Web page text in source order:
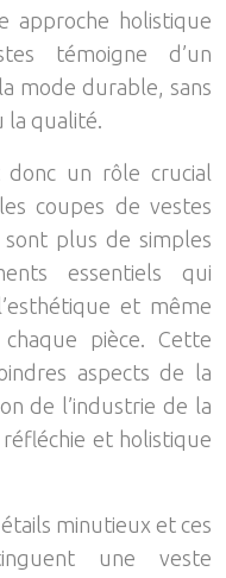
approche holistique
témoigne d’un
mode durable, sans
la qualité.
un rôle crucial
coupes de vestes
plus de simples
essentiels qui
et même
pièce. Cette
aspects de la
de l’industrie de la
et holistique
minutieux et ces
une veste